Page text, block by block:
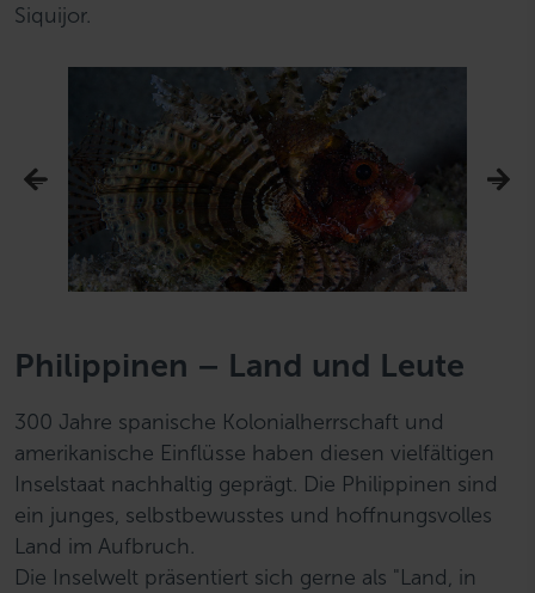
Siquijor.
Philippinen – Land und Leute
300 Jahre spanische Kolonialherrschaft und
amerikanische Einflüsse haben diesen vielfältigen
Inselstaat nachhaltig geprägt. Die Philippinen sind
ein junges, selbstbewusstes und hoffnungsvolles
Land im Aufbruch.
Die Inselwelt präsentiert sich gerne als "Land, in